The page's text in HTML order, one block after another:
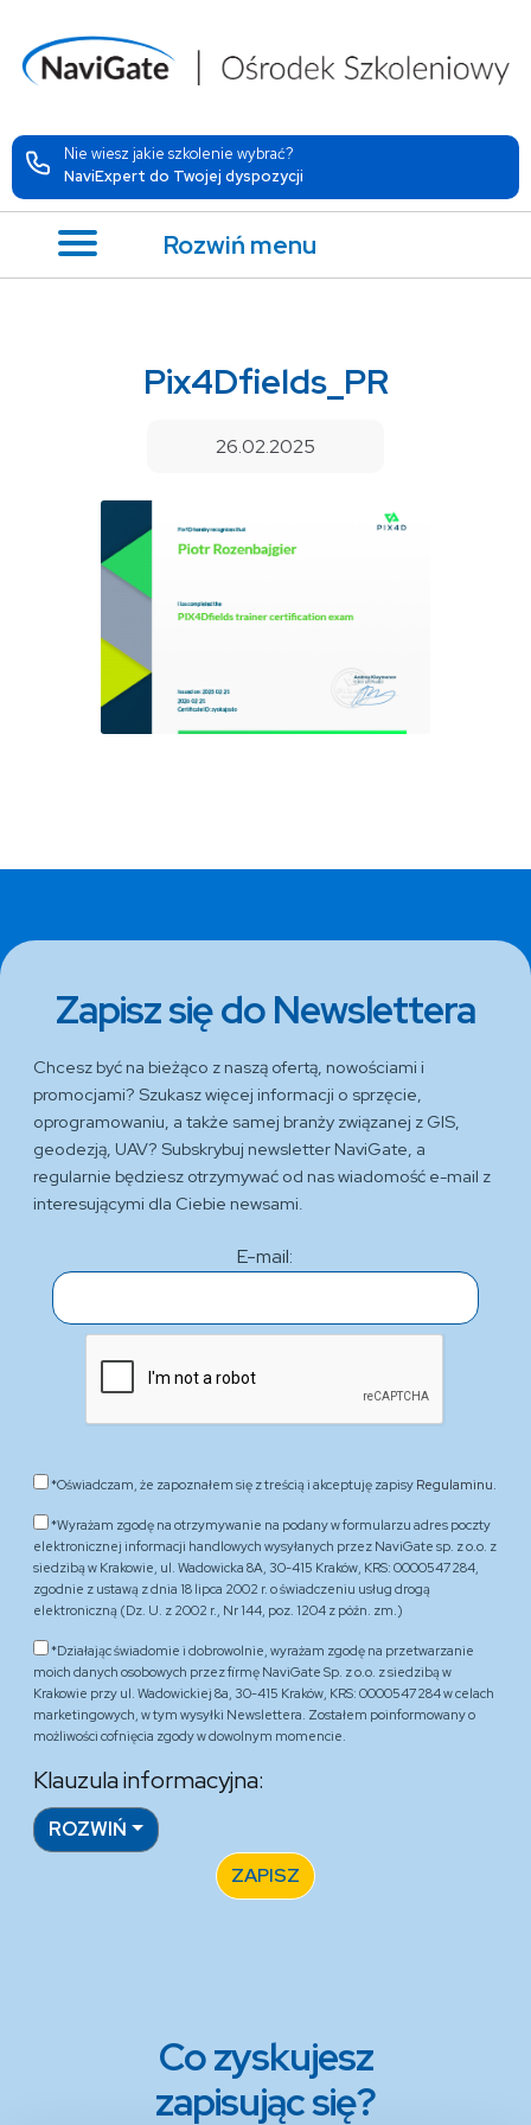
Nie wiesz jakie szkolenie wybrać?
NaviExpert do Twojej dyspozycji
Rozwiń menu
Pix4Dfields_PR
26.02.2025
Zapisz się do Newslettera
Chcesz być na bieżąco z naszą ofertą, nowościami i
promocjami? Szukasz więcej informacji o sprzęcie,
oprogramowaniu, a także samej branży związanej z GIS,
geodezją, UAV? Subskrybuj newsletter NaviGate, a
regularnie będziesz otrzymywać od nas wiadomość e-mail z
interesującymi dla Ciebie newsami.
E-mail:
*Oświadczam, że zapoznałem się z treścią i akceptuję zapisy Regulaminu.
*Wyrażam zgodę na otrzymywanie na podany w formularzu adres poczty
elektronicznej informacji handlowych wysyłanych przez NaviGate sp. z o.o. z
siedzibą w Krakowie, ul. Wadowicka 8A, 30-415 Kraków, KRS: 0000547284,
zgodnie z ustawą z dnia 18 lipca 2002 r. o świadczeniu usług drogą
elektroniczną (Dz. U. z 2002 r., Nr 144, poz. 1204 z późn. zm.)
*Działając świadomie i dobrowolnie, wyrażam zgodę na przetwarzanie
moich danych osobowych przez firmę NaviGate Sp. z o.o. z siedzibą w
Krakowie przy ul. Wadowickiej 8a, 30-415 Kraków, KRS: 0000547284 w celach
marketingowych, w tym wysyłki Newslettera. Zostałem poinformowany o
możliwości cofnięcia zgody w dowolnym momencie.
Klauzula informacyjna:
ROZWIŃ
ZAPISZ
Co zyskujesz
zapisując się?